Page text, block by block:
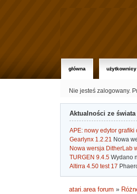
główna użytkownicy
Nie jesteś zalogowany.
Aktualności ze świata
APE: nowy edytor grafiki
Gearlynx 1.2.21 Nowa
Nowa wersja DitherLab
TURGEN 9.4.5 Wydano
Altirra 4.50 test 17
atari.area forum »